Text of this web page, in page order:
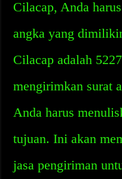
Cilacap, Anda
angka yang
Cilacap adalah
mengirimkan surat
Anda harus
tujuan. Ini akan
jasa pengiriman